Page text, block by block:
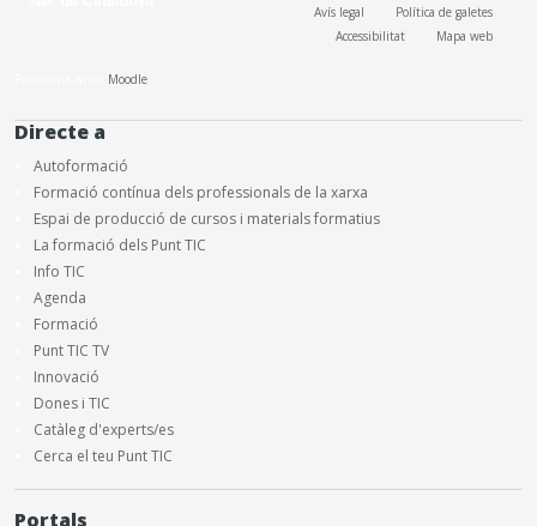
Avís legal
Política de galetes
Accessibilitat
Mapa web
Moodle
Directe a
Autoformació
Formació contínua dels professionals de la xarxa
Espai de producció de cursos i materials formatius
La formació dels Punt TIC
Info TIC
Agenda
Formació
Punt TIC TV
Innovació
Dones i TIC
Catàleg d'experts/es
Cerca el teu Punt TIC
Portals